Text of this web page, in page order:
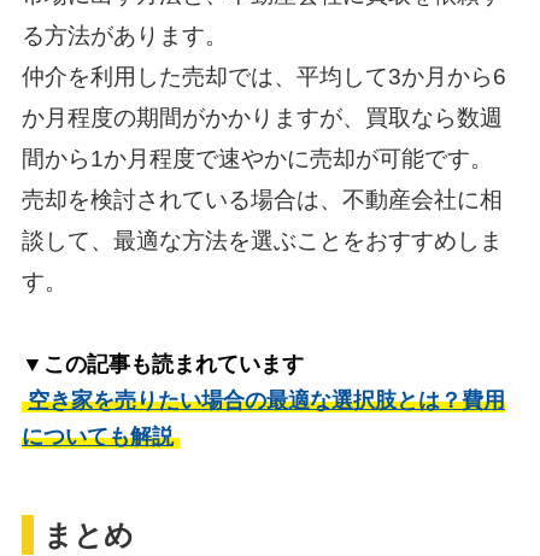
る方法があります。
仲介を利用した売却では、平均して3か月から6
か月程度の期間がかかりますが、買取なら数週
間から1か月程度で速やかに売却が可能です。
売却を検討されている場合は、不動産会社に相
談して、最適な方法を選ぶことをおすすめしま
す。
▼この記事も読まれています
空き家を売りたい場合の最適な選択肢とは？費用
についても解説
まとめ